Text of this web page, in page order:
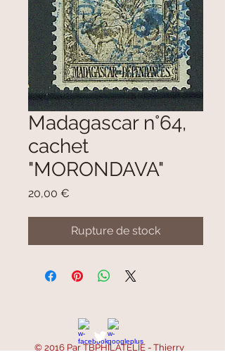
Madagascar n°64,
cachet
"MORONDAVA"
20,00 €
Rupture de stock
© 2016 Par TBPHILATELIE - Thierry